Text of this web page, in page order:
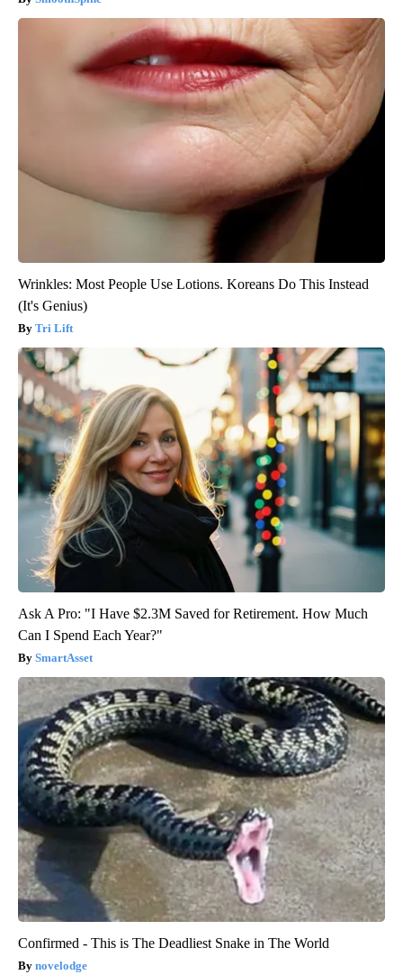
Wrinkles: Most People Use Lotions. Koreans Do This Instead
(It's Genius)
Tri Lift
Ask A Pro: "I Have $2.3M Saved for Retirement. How Much
Can I Spend Each Year?"
SmartAsset
Confirmed - This is The Deadliest Snake in The World
novelodge